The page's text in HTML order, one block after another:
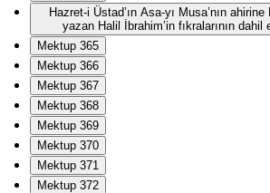
Hazret-i Üstad’ın Asa-yı Musa’nın
yazan Halil İbrahim’in fıkralarının
Mektup 365
Mektup 366
Mektup 367
Mektup 368
Mektup 369
Mektup 370
Mektup 371
Mektup 372